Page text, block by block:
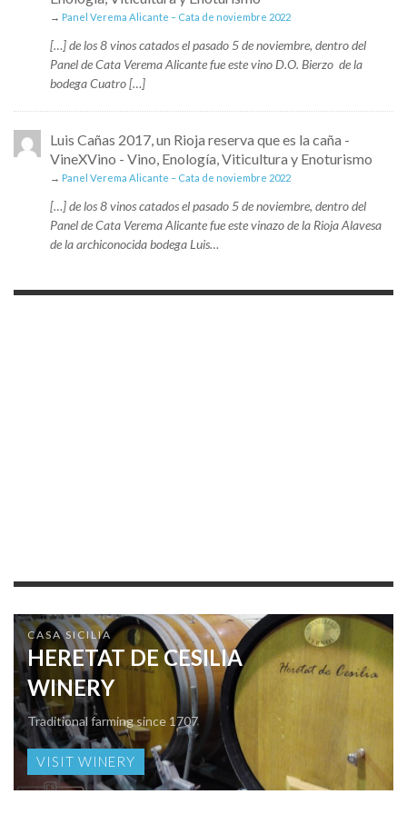
→ Panel Verema Alicante – Cata de noviembre 2022
[…] de los 8 vinos catados el pasado 5 de noviembre, dentro del
Panel de Cata Verema Alicante fue este vino D.O. Bierzo de la
bodega Cuatro […]
Luis Cañas 2017, un Rioja reserva que es la caña -
VineXVino - Vino, Enología, Viticultura y Enoturismo
→ Panel Verema Alicante – Cata de noviembre 2022
[…] de los 8 vinos catados el pasado 5 de noviembre, dentro del
Panel de Cata Verema Alicante fue este vinazo de la Rioja Alavesa
de la archiconocida bodega Luis…
CASA SICILIA
HERETAT DE CESILIA
WINERY
Traditional farming since 1707
VISIT WINERY